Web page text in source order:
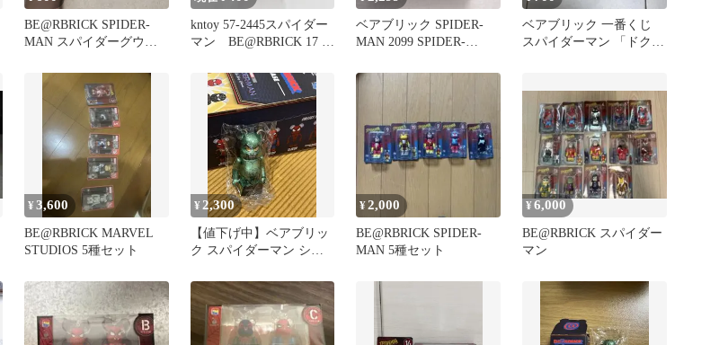
BE@RBRICK SPIDER-
MAN スパイダーグウェ
kntoy 57-2445スパイダー
マン BE@RBRICK 17 ホ
ベアブリック SPIDER-
MAN 2099 SPIDER-
ベアブリック 一番くじ
スパイダーマン 「ドクタ
¥3,600
BE@RBRICK MARVEL
STUDIOS 5種セット
¥ 2,300
【値下げ中】ベアブリッ
ク スパイダーマン シー
ン
¥2,000
BE@RBRICK SPIDER-
MAN 5種セット
¥6,000
BE@RBRICK スパイダー
マン